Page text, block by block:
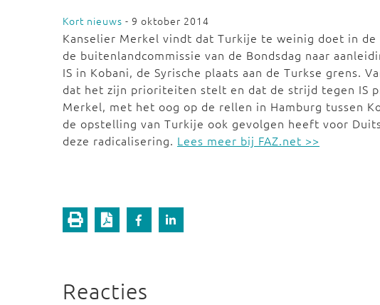
Kort nieuws - 9 oktober 2014
Kanselier Merkel vindt dat Turkije te weinig doet in de
de buitenlandcommissie van de Bondsdag naar
IS in Kobani, de Syrische plaats aan de Turkse grens.
dat het zijn prioriteiten stelt en dat de strijd tegen IS
Merkel, met het oog op de rellen in Hamburg tussen
de opstelling van Turkije ook gevolgen heeft voor
deze radicalisering. Lees meer bij FAZ.net >>
Reacties